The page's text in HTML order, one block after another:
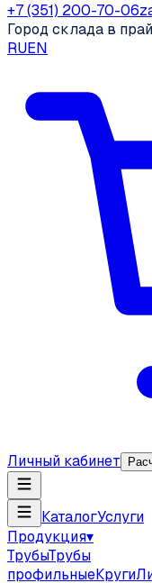
+7 (351) 200-70-06
Город склада в
RUEN
Личный кабинет
КаталогУслуги
Продукция▾
ТрубыТрубы
профильныеКруги